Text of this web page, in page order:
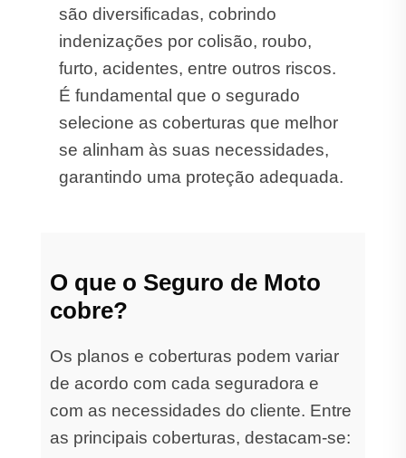
são diversificadas, cobrindo
indenizações por colisão, roubo,
furto, acidentes, entre outros riscos.
É fundamental que o segurado
selecione as coberturas que melhor
se alinham às suas necessidades,
garantindo uma proteção adequada.
O que o Seguro de Moto
cobre?
Os planos e coberturas podem variar
de acordo com cada seguradora e
com as necessidades do cliente. Entre
as principais coberturas, destacam-se: